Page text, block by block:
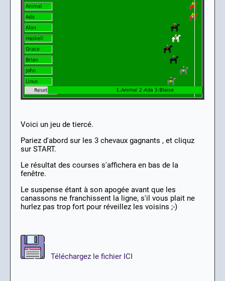
Voici un jeu de tiercé.
Pariez d'abord sur les 3 chevaux gagnants , et cliquz
sur START.
Le résultat des courses s'affichera en bas de la
fenêtre.
Le suspense étant à son apogée avant que les
canassons ne franchissent la ligne, s'il vous plait ne
hurlez pas trop fort pour réveillez les voisins ;-)
Téléchargez le fichier ICI